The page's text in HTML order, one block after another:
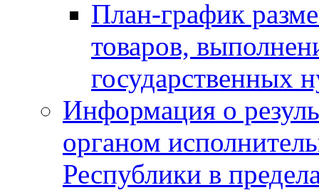
План-график
товаров,
государственных
Информация о
органом
Республики в